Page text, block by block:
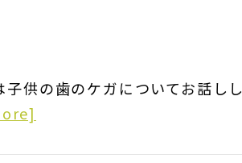
供の歯のケガについてお話しし